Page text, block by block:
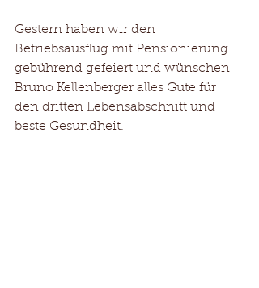
Gestern haben wir den
Betriebsausflug mit Pensionierung
gebührend gefeiert und wünschen
Bruno Kellenberger alles Gute für
den dritten Lebensabschnitt und
beste Gesundheit.